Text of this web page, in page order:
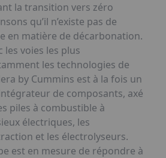
la transition vers zéro
qu’il n’existe pas de
en matière de décarbonation.
les voies les plus
les technologies de
by Cummins est à la fois un
de composants, axé
piles à combustible à
électriques, les
et les électrolyseurs.
est en mesure de répondre à